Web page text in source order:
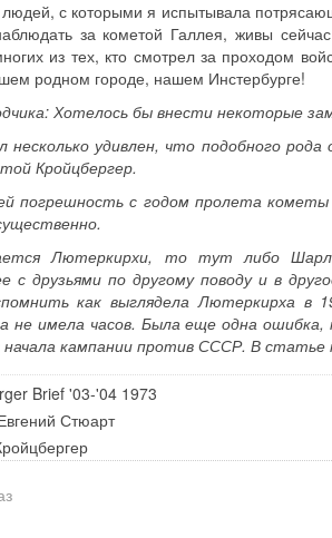
людей, с которыми я испытывала
за кометой Галлея, живы
из тех, кто смотрел за проходом
родном городе, нашем Инстербурге!
Хотелось бы внести некоторые
несколько удивлен, что подобного
Кройцбергер.
погрешность с годом пролета кометы
Лютеркирхи, то тут либо
с друзьями по другому поводу и в
как выглядела Лютеркирха
не имела часов. Была еще одна
кампании против СССР. В статье
Brief '03-'04 1973
Стюарт